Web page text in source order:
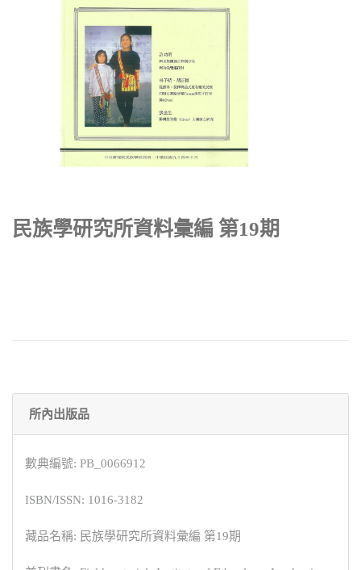
民族學研究所資料彙編 第19期
所內出版品
數典編號: PB_0066912
ISBN/ISSN: 1016-3182
藏品名稱: 民族學研究所資料彙編 第19期